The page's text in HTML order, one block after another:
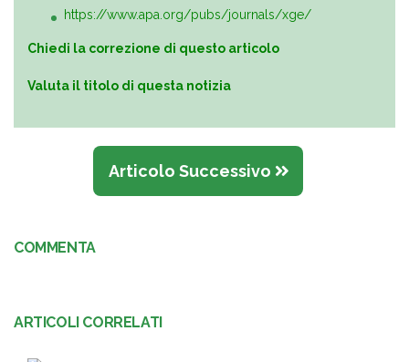
https://www.apa.org/pubs/journals/xge/
Chiedi la correzione di questo articolo
Valuta il titolo di questa notizia
Articolo Successivo
COMMENTA
ARTICOLI CORRELATI